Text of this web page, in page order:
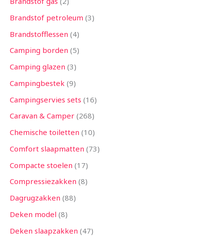
Brandstof petroleum 3
Brandstofflessen 4
Camping borden 5
Camping glazen 3
Campingbestek 9
Campingservies sets 16
Caravan & Camper 268
Chemische toiletten 10
Comfort slaapmatten 73
Compacte stoelen 17
Compressiezakken 8
Dagrugzakken 88
Deken model 8
Deken slaapzakken 47